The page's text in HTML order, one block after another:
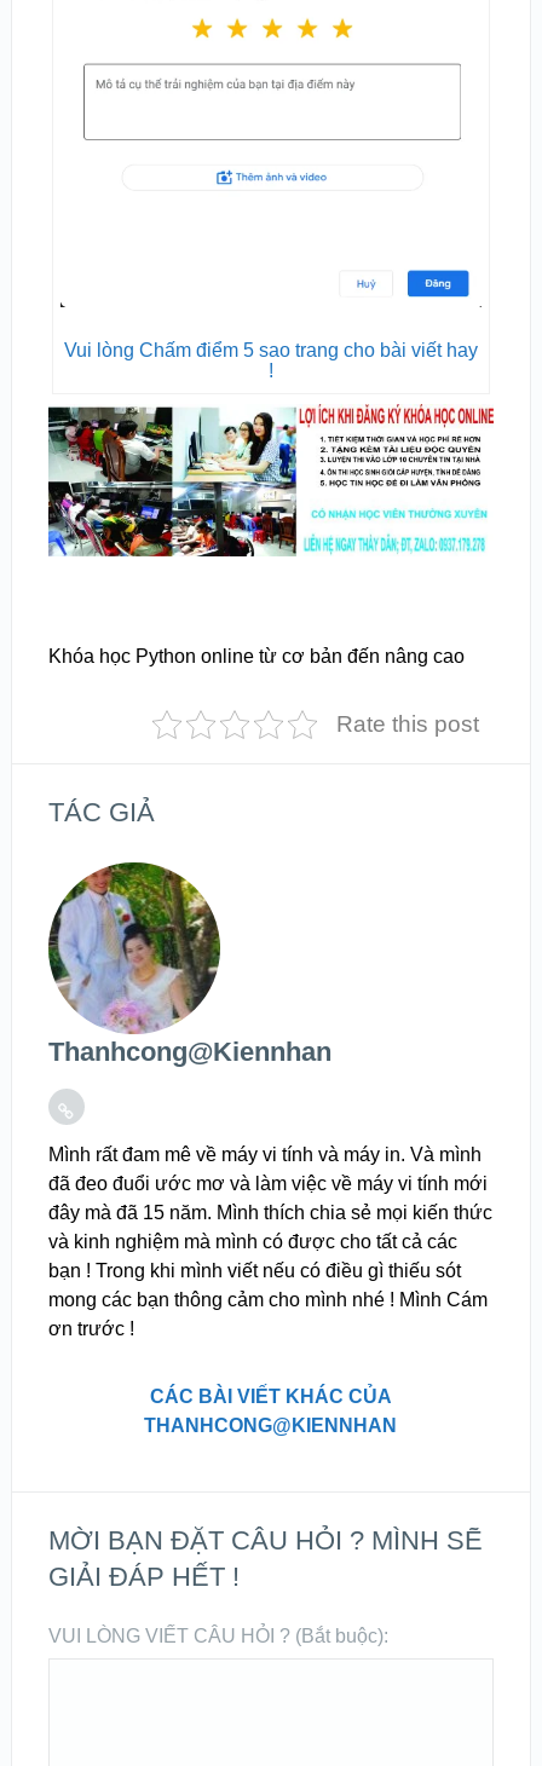
Vui lòng Chấm điểm 5 sao trang cho bài viết hay
!
Khóa học Python online từ cơ bản đến nâng cao
Rate this post
TÁC GIẢ
Thanhcong@kiennhan
Mình rất đam mê về máy vi tính và máy in. Và mình
đã đeo đuổi ước mơ và làm việc về máy vi tính mới
đây mà đã 15 năm. Mình thích chia sẻ mọi kiến thức
và kinh nghiệm mà mình có được cho tất cả các
bạn ! Trong khi mình viết nếu có điều gì thiếu sót
mong các bạn thông cảm cho mình nhé ! Mình Cám
ơn trước !
CÁC BÀI VIẾT KHÁC CỦA
THANHCONG@KIENNHAN
MỜI BẠN ĐẶT CÂU HỎI ? MÌNH SẼ
GIẢI ĐÁP HẾT !
VUI LÒNG VIẾT CÂU HỎI ? (Bắt buộc):